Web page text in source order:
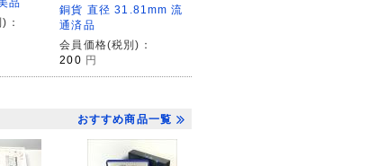
品
：
銅貨 直径 31.81mm 流
通済品
会員価格(税別)：
200 円
おすすめ商品一覧